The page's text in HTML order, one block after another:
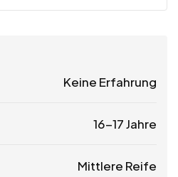
Keine Erfahrung
16-17 Jahre
Mittlere Reife